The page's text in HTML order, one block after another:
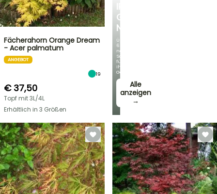
IRIS
GERMANICA
NEUHEITEN
Über
60
neue
Sorten
für
Ihren
Garten!
Alle
anzeigen
→
Fächerahorn Orange Dream
- Acer palmatum
ANGEBOT
19
€ 37,50
Topf mit 3L/4L
Erhältlich in 3 Größen